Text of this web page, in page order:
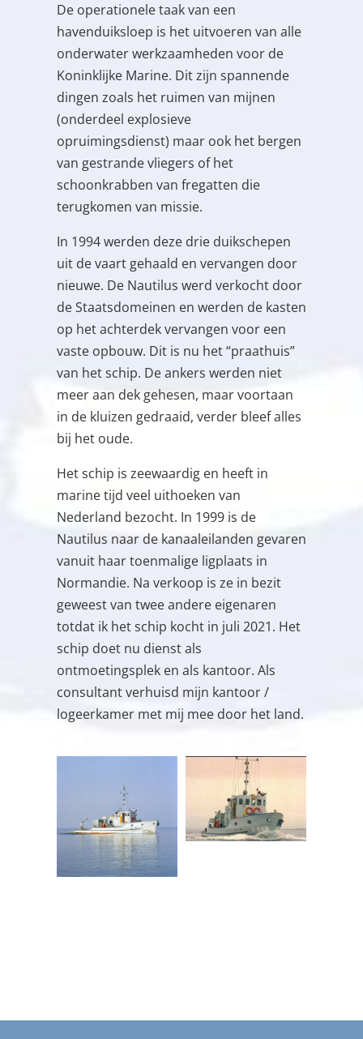
De operationele taak van een
havenduiksloep is het uitvoeren van alle
onderwater werkzaamheden voor de
Koninklijke Marine. Dit zijn spannende
dingen zoals het ruimen van mijnen
(onderdeel explosieve
opruimingsdienst) maar ook het bergen
van gestrande vliegers of het
schoonkrabben van fregatten die
terugkomen van missie.
In 1994 werden deze drie duikschepen
uit de vaart gehaald en vervangen door
nieuwe. De Nautilus werd verkocht door
de Staatsdomeinen en werden de kasten
op het achterdek vervangen voor een
vaste opbouw. Dit is nu het “praathuis”
van het schip. De ankers werden niet
meer aan dek gehesen, maar voortaan
in de kluizen gedraaid, verder bleef alles
bij het oude.
Het schip is zeewaardig en heeft in
marine tijd veel uithoeken van
Nederland bezocht. In 1999 is de
Nautilus naar de kanaaleilanden gevaren
vanuit haar toenmalige ligplaats in
Normandie. Na verkoop is ze in bezit
geweest van twee andere eigenaren
totdat ik het schip kocht in juli 2021. Het
schip doet nu dienst als
ontmoetingsplek en als kantoor. Als
consultant verhuisd mijn kantoor /
logeerkamer met mij mee door het land.